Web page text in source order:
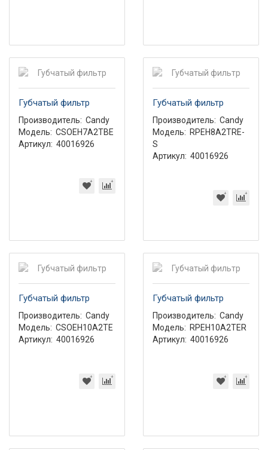
Губчатый фильтр
Производитель: Candy
Модель: CSOEH7A2TBE
Артикул: 40016926
Губчатый фильтр
Производитель: Candy
Модель: RPEH8A2TRE-
S
Артикул: 40016926
Губчатый фильтр
Производитель: Candy
Модель: CSOEH10A2TE
Артикул: 40016926
Губчатый фильтр
Производитель: Candy
Модель: RPEH10A2TER
Артикул: 40016926